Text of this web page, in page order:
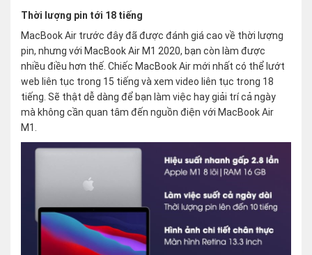
Thời lượng pin tới 18 tiếng
MacBook Air trước đây đã được đánh giá cao về thời lượng
pin, nhưng với MacBook Air M1 2020, bạn còn làm được
nhiều điều hơn thế. Chiếc MacBook Air mới nhất có thể lướt
web liên tục trong 15 tiếng và xem video liên tục trong 18
tiếng. Sẽ thật dễ dàng để bạn làm việc hay giải trí cả ngày
mà không cần quan tâm đến nguồn điện với MacBook Air
M1.